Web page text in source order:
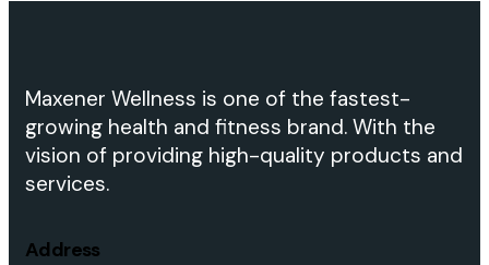
Maxener Wellness is one of the fastest-
growing health and fitness brand. With the
vision of providing high-quality products and
services.
Address